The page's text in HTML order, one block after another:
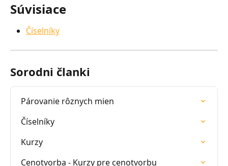
Súvisiace
Číselníky
Sorodni članki
Párovanie rôznych mien
Číselníky
Kurzy
Cenotvorba - Kurzy pre cenotvorbu